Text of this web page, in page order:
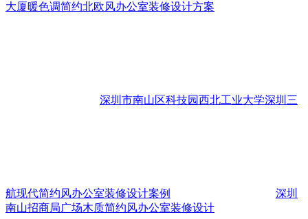
大厦暖色调简约北欧风办公室装修设计方案
深圳市南山区科技园西北工业大学深圳三
航现代简约风办公室装修设计案例
深圳
南山招商局广场木质简约风办公室装修设计